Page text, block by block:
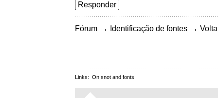
Responder
Fórum → Identificação de fontes →
Links: On snot and fonts